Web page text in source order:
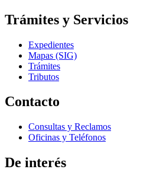
Trámites y Servicios
Expedientes
Mapas (SIG)
Trámites
Tributos
Contacto
Consultas y Reclamos
Oficinas y Teléfonos
De interés